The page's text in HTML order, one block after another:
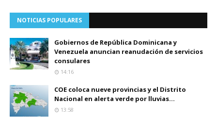
NOTICIAS POPULARES
Gobiernos de República Dominicana y
Venezuela anuncian reanudación de servicios
consulares
14:16
COE coloca nueve provincias y el Distrito
Nacional en alerta verde por lluvias...
13:58